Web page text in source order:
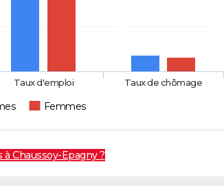
Femmes
Taux d'emploi Taux de chômage
à Chaussoy-Epagny ?